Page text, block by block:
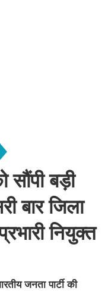
बड़ी
बार जिला
नियुक्त
जनता पार्टी की